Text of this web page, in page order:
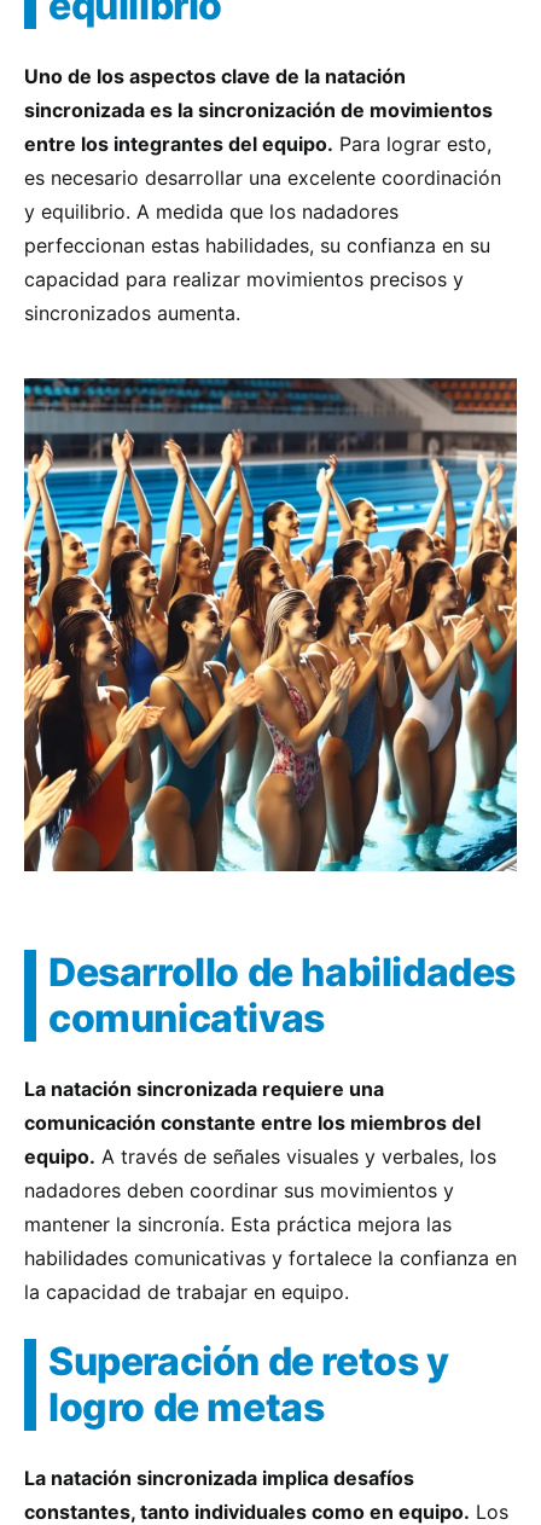
Uno de los aspectos clave de la natación
sincronizada es la sincronización de movimientos
entre los integrantes del equipo. Para lograr esto,
es necesario desarrollar una excelente coordinación
y equilibrio. A medida que los nadadores
perfeccionan estas habilidades, su confianza en su
capacidad para realizar movimientos precisos y
sincronizados aumenta.
Desarrollo de habilidades
comunicativas
La natación sincronizada requiere una
comunicación constante entre los miembros del
equipo. A través de señales visuales y verbales, los
nadadores deben coordinar sus movimientos y
mantener la sincronía. Esta práctica mejora las
habilidades comunicativas y fortalece la confianza en
la capacidad de trabajar en equipo.
Superación de retos y
logro de metas
La natación sincronizada implica desafíos
constantes, tanto individuales como en equipo. Los